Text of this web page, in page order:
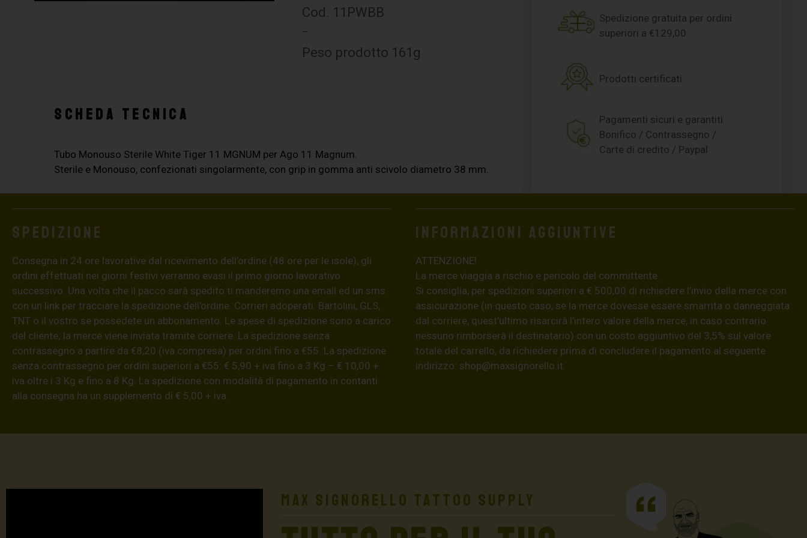
Cod. 11PWBB
–
Peso prodotto 161g
SCHEDA TECNICA
Tubo Monouso Sterile White Tiger 11 MGNUM per Ago 11 Magnum.
Sterile e Monouso, confezionati singolarmente, con grip in gomma anti scivolo diametro 38 mm.
Spedizione gratuita per ordini
superiori a €129,00
Prodotti certificati
Pagamenti sicuri e garantiti
Bonifico / Contrassegno /
Carte di credito / Paypal
Spedizione
Consegna in 24 ore lavorative dal ricevimento dell’ordine (48 ore per le isole), gli
ordini effettuati nei giorni festivi verranno evasi il primo giorno lavorativo
successivo. Una volta che il pacco sarà spedito ti manderemo una email ed un sms
con un link per tracciare la spedizione dell’ordine. Corrieri adoperati: Bartolini, GLS,
TNT o il vostro se possedete un abbonamento. Le spese di spedizione sono a carico
del cliente; la merce viene inviata tramite corriere. La spedizione senza
contrassegno a partire da €8,20 (iva compresa) per ordini fino a €55. La spedizione
senza contrassegno per ordini superiori a €55: € 5,90 + iva fino a 3 Kg – € 10,00 +
iva oltre i 3 Kg e fino a 8 Kg. La spedizione con modalità di pagamento in contanti
alla consegna ha un supplemento di € 5,00 + iva.
Informazioni aggiuntive
ATTENZIONE!
La merce viaggia a rischio e pericolo del committente.
Si consiglia, per spedizioni superiori a € 500,00 di richiedere l’invio della merce con
assicurazione (in questo caso, se la merce dovesse essere smarrita o danneggiata
dal corriere, quest’ultimo risarcirà l’intero valore della merce, in caso contrario
nessuno rimborserà il destinatario) con un costo aggiuntivo del 3,5% sul valore
totale del carrello, da richiedere prima di concludere il pagamento al seguente
indirizzo: shop@maxsignorello.it
Max Signorello Tattoo Supply